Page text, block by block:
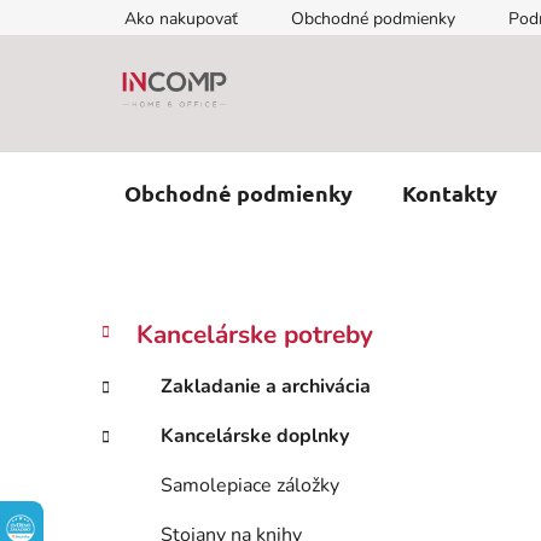
na
Ako nakupovať Obchodné podmienky
Obchodné podmienky Kontakty
B
č
ý
Preskočiť
kategórie
K
a
e
g
ó
Kancelárske potreby
Zakladanie a archivácia
Kancelárske doplnky
Samolepiace záložky
Stojany na knihy